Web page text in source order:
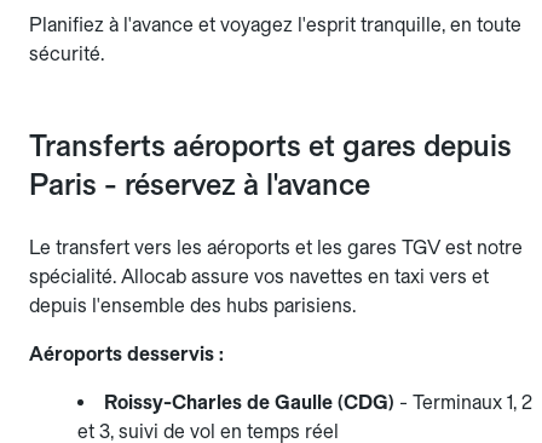
Planifiez à l'avance et voyagez l'esprit tranquille, en toute
sécurité.
Transferts aéroports et gares depuis
Paris - réservez à l'avance
Le transfert vers les aéroports et les gares TGV est notre
spécialité. Allocab assure vos navettes en taxi vers et
depuis l'ensemble des hubs parisiens.
Aéroports desservis :
Roissy-Charles de Gaulle (CDG) - Terminaux 1, 2
et 3, suivi de vol en temps réel